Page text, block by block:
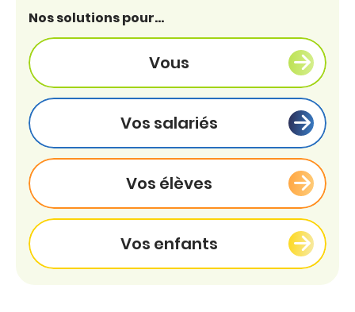
Nos solutions pour...
Vous
Vos salariés
Vos élèves
Vos enfants